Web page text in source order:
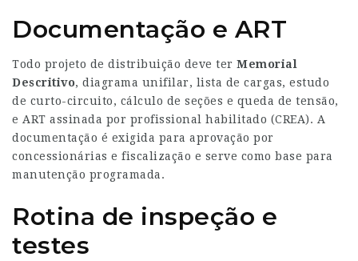
Documentação e ART
Todo projeto de distribuição deve ter Memorial
Descritivo, diagrama unifilar, lista de cargas, estudo
de curto-circuito, cálculo de seções e queda de tensão,
e ART assinada por profissional habilitado (CREA). A
documentação é exigida para aprovação por
concessionárias e fiscalização e serve como base para
manutenção programada.
Rotina de inspeção e
testes